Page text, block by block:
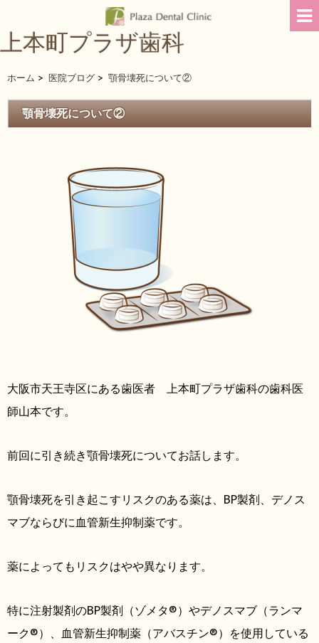
上本町プラザ歯科
ホーム > 医院ブログ > 顎骨壊死について②
顎骨壊死について②
大阪市天王寺区にある歯医者 上本町プラザ歯科の歯科医
師山本です。
前回に引き続き顎骨壊死についてお話します。
顎骨壊死を引き起こすリスクのある薬は、BP製剤、デノス
マブならびに血管新生抑制薬です。
薬によってもリスクはやや異なります。
特に注射製剤のBP製剤（ゾメタ®）やデノスマブ（ランマ
ーク®）、血管新生抑制薬（アバスチン®）を使用している